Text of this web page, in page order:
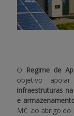
APOIO AO
O Regime de
objetivo
infraestruturas
e
M€ ao abrigo do